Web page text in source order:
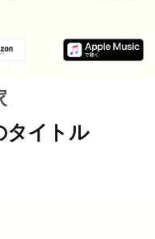
タイトル